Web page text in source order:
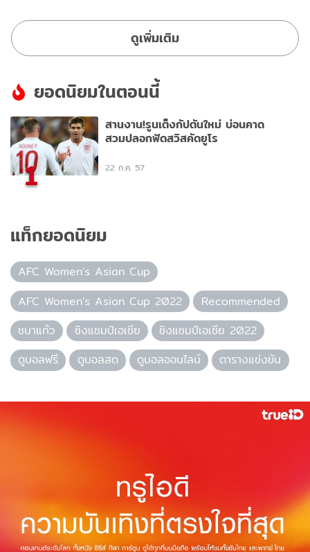
ดูเพิ่มเติม
ยอดนิยมในตอนนี้
1
สานงาน!รูนเต็งกัปตันใหม่ บ่อนคาด
สวมปลอกฟัดสวิสคัดยูโร
22 ก.ค. 57
แท็กยอดนิยม
AFC Women's Asian Cup
AFC Women's Asian Cup 2022
Recommended
ชบาแก้ว
ชิงแชมป์เอเชีย
ชิงแชมป์เอเชีย 2022
ดูบอลฟรี
ดูบอลสด ดูบอลออนไลน์ ตารางแข่งขัน